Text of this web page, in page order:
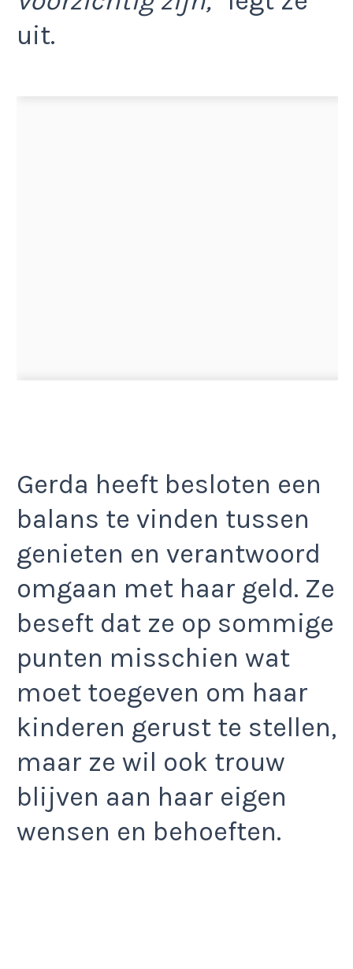
uit.
Gerda heeft besloten een
balans te vinden tussen
genieten en verantwoord
omgaan met haar geld. Ze
beseft dat ze op sommige
punten misschien wat
moet toegeven om haar
kinderen gerust te stellen,
maar ze wil ook trouw
blijven aan haar eigen
wensen en behoeften.